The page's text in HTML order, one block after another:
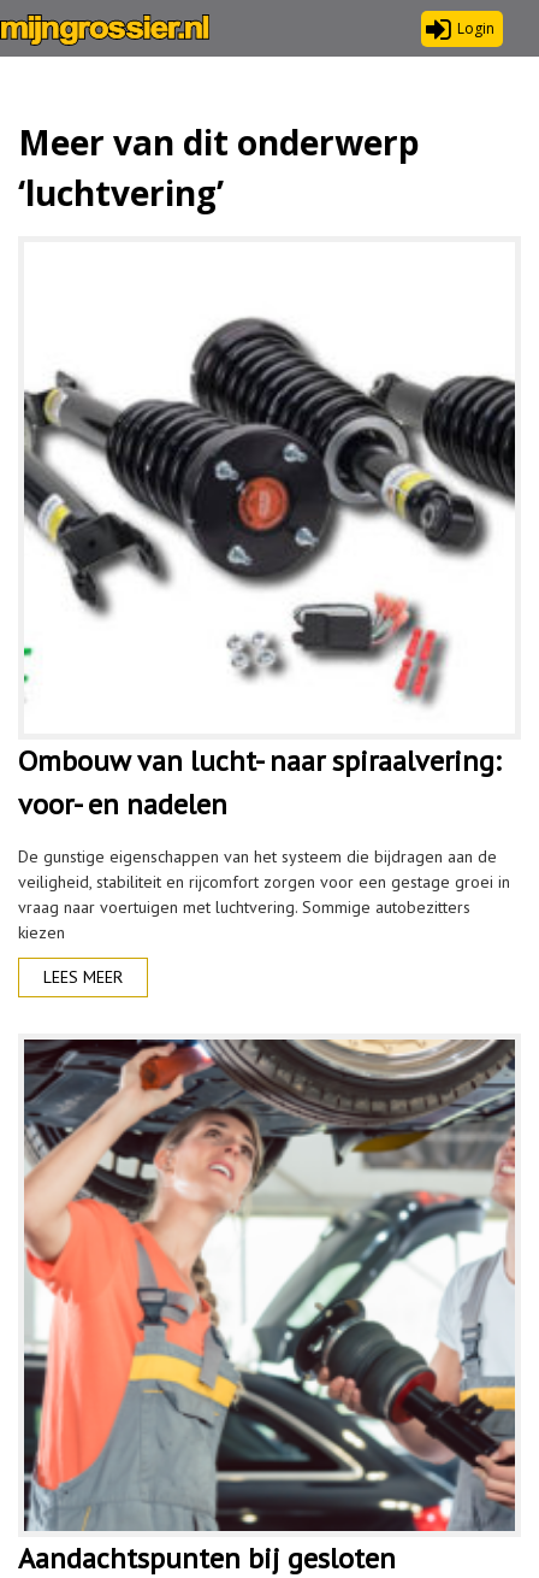
Login
Meer van dit onderwerp
‘luchtvering’
Ombouw van lucht- naar spiraalvering:
voor- en nadelen
De gunstige eigenschappen van het systeem die bijdragen aan de
veiligheid, stabiliteit en rijcomfort zorgen voor een gestage groei in
vraag naar voertuigen met luchtvering. Sommige autobezitters
kiezen
LEES MEER
Aandachtspunten bij gesloten